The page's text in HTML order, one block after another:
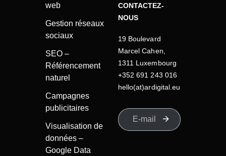
web
Gestion réseaux
sociaux
SEO –
Référencement
naturel
Campagnes
publicitaires
Visualisation de
données –
Google Data
CONTACTEZ-
NOUS
19 Boulevard
Marcel Cahen,
1311 Luxembourg
+352 691 243 016
hello(at)ardigital.eu